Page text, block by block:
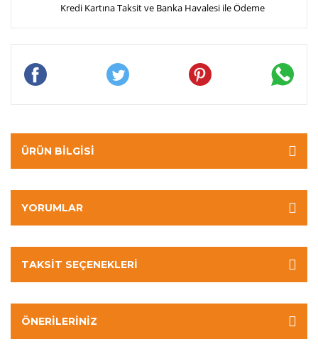
Kredi Kartına Taksit ve Banka Havalesi ile Ödeme
ÜRÜN BILGISI
YORUMLAR
TAKSIT SEÇENEKLERI
ÖNERILERINIZ